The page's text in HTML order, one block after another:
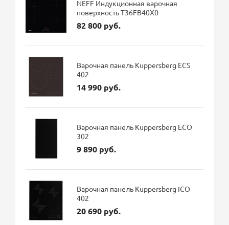
NEFF Индукционная варочная
поверхность T36FB40X0
82 800 руб.
Варочная панель Kuppersberg ECS
402
14 990 руб.
Варочная панель Kuppersberg ECO
302
9 890 руб.
Варочная панель Kuppersberg ICO
402
20 690 руб.